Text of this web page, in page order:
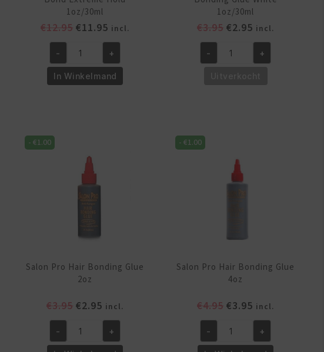
1oz/30ml
€12.95 Oorspronkelijke
was:
€12.95.
€11.95 Huidige
prijs
is:
€11.95.
incl.
Pro
30
Bond
1oz/30ml
- +
In Winkelmand
1oz/30ml
€3.95 Oorspronkelijke
was:
€2.95 Huidige
prijs
is:
incl.
White
1oz/30ml
- +
- €1.00
Salon Pro Hair Bonding Glue
2oz
€3.95 Oorspronkelijke
was:
€3.95.
€2.95 Huidige
prijs
is:
€2.95.
incl.
- +
- €1.00
Salon Pro Hair Bonding Glue
4oz
€4.95 Oorspronkelijke
was:
€4.95.
€3.95 Huidige
prijs
is:
€3.95.
incl.
- +